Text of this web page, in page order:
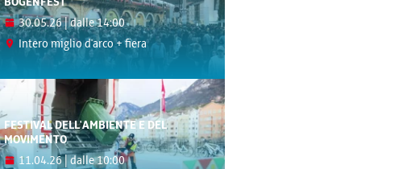
30.05.26 | dalle 14:00
Intero miglio d'arco + fiera
FESTIVAL DELL'AMBIENTE E DEL
MOVIMENTO
11.04.26 | dalle 10:00